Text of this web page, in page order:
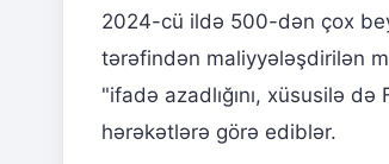
2024-cü ildə 500-dən çox
tərəfindən maliyyələşdirilən
"ifadə azadlığını, xüsusilə
hərəkətlərə görə ediblər.